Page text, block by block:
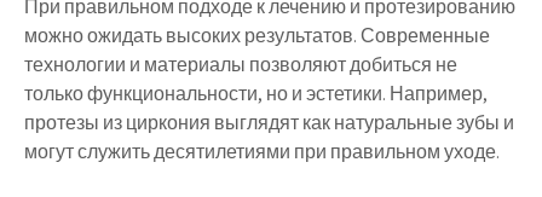
При правильном подходе к лечению и протезированию
можно ожидать высоких результатов. Современные
технологии и материалы позволяют добиться не
только функциональности, но и эстетики. Например,
протезы из циркония выглядят как натуральные зубы и
могут служить десятилетиями при правильном уходе.